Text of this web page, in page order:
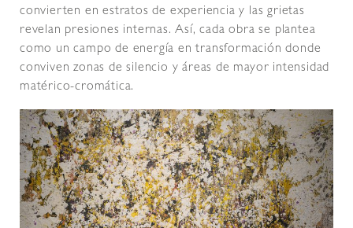
convierten en estratos de experiencia y las grietas
revelan presiones internas. Así, cada obra se plantea
como un campo de energía en transformación donde
conviven zonas de silencio y áreas de mayor intensidad
matérico-cromática.